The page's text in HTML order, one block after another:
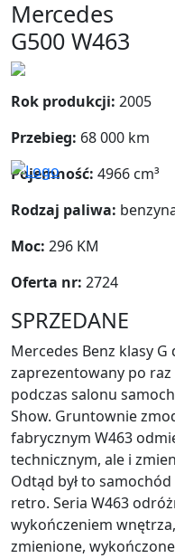
Mercedes
G500 W463
Rok produkcji: 2005
Przebieg: 68 000 km
Pojemność: 4966 cm³
Rodzaj paliwa:
Moc: 296 KM
Oferta nr: 2724
SPRZEDANE
Mercedes Benz klasy
zaprezentowany po
podczas salonu
Show. Gruntownie
fabrycznym W463
technicznym, ale i
Odtąd był to
retro. Seria W463
wykończeniem
zmienione,